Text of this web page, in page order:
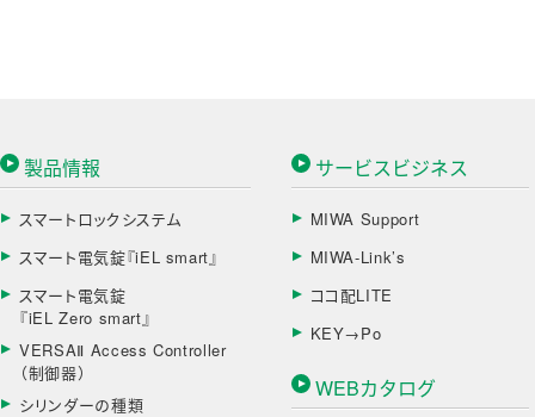
製品情報
スマートロックシステム
スマート電気錠『iEL smart』
スマート電気錠
『iEL Zero smart』
VERSAⅡ Access Controller
（制御器）
シリンダーの種類
サービスビジネス
MIWA Support
MIWA-Link’s
ココ配LITE
KEY→Po
WEBカタログ